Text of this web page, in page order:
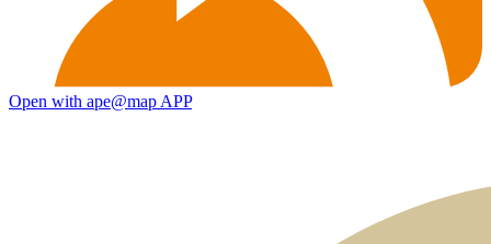
Open with ape@map APP